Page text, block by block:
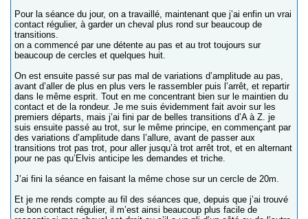
Pour la séance du jour, on a travaillé, maintenant que j’ai enfin un vrai
contact régulier, à garder un cheval plus rond sur beaucoup de
transitions.
on a commencé par une détente au pas et au trot toujours sur
beaucoup de cercles et quelques huit.
On est ensuite passé sur pas mal de variations d’amplitude au pas,
avant d’aller de plus en plus vers le rassembler puis l’arrêt, et repartir
dans le même esprit. Tout en me concentrant bien sur le maintien du
contact et de la rondeur. Je me suis évidemment fait avoir sur les
premiers départs, mais j’ai fini par de belles transitions d’A à Z. je
suis ensuite passé au trot, sur le même principe, en commençant par
des variations d’amplitude dans l’allure, avant de passer aux
transitions trot pas trot, pour aller jusqu’à trot arrêt trot, et en alternant
pour ne pas qu’Elvis anticipe les demandes et triche.
J’ai fini la séance en faisant la même chose sur un cercle de 20m.
Et je me rends compte au fil des séances que, depuis que j’ai trouvé
ce bon contact régulier, il m’est ainsi beaucoup plus facile de